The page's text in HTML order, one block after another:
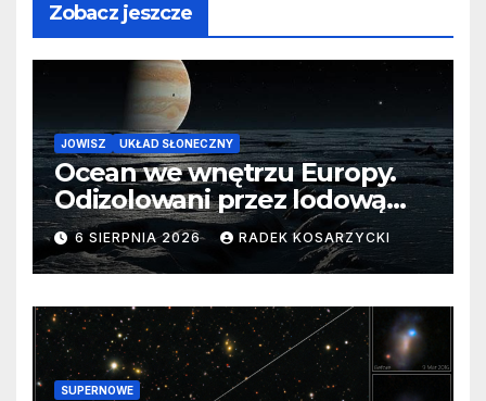
Zobacz jeszcze
JOWISZ UKŁAD SŁONECZNY
Ocean we wnętrzu Europy.
Odizolowani przez lodową
barierę
6 SIERPNIA 2026 RADEK KOSARZYCKI
SUPERNOWE